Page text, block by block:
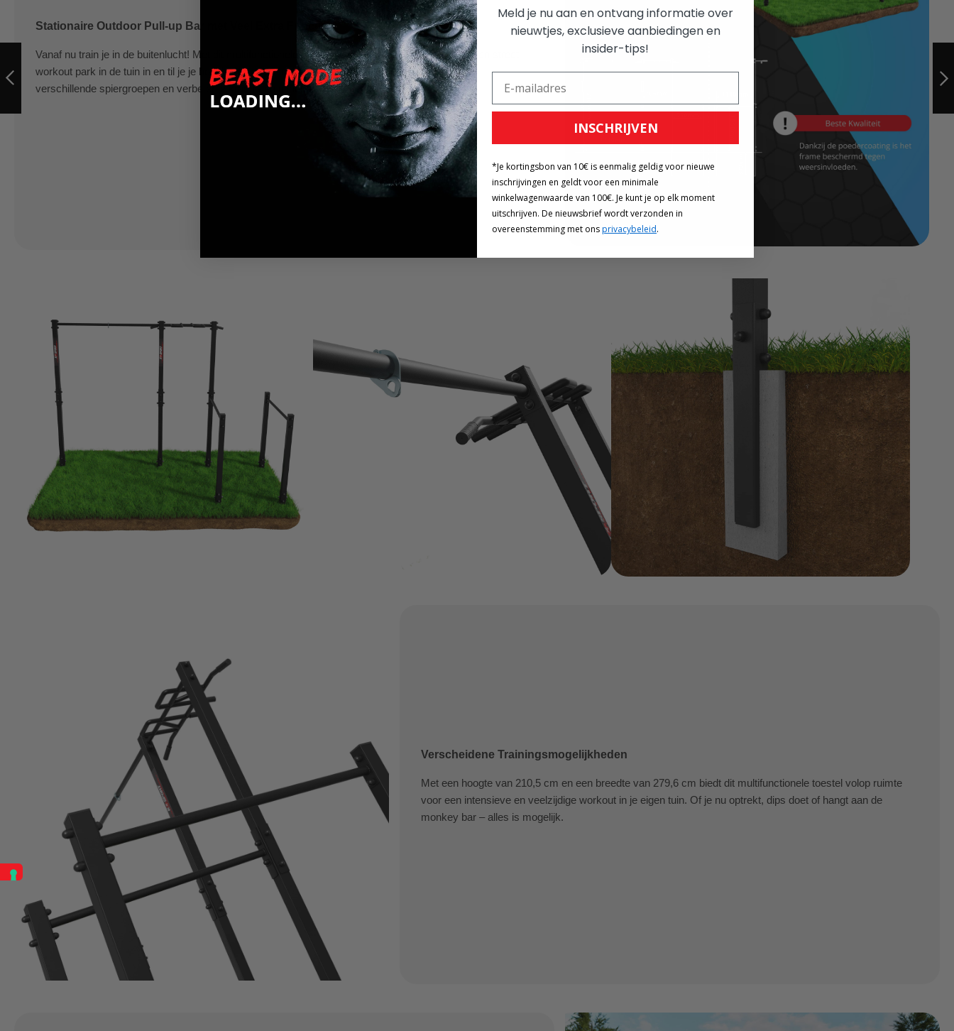
REKSTANG VOOR
WANDMONTAGE
Stationaire Outdoor Pull-up Bar met Veel Extra Functies
Vanaf nu train je in de buitenlucht! Met dit multifunctionele outdoor trainingsapparaat richt je je eigen street
workout park in de tuin in en til je je bodybuilding training naar een hoger niveau. Versterk gericht
verschillende spiergroepen en verbeter je kracht- en uithoudingsvermogen.
Verscheidene Trainingsmogelijkheden
Met een hoogte van 210,5 cm en een breedte van 279,6 cm biedt dit multifunctionele toestel volop ruimte
voor een intensieve en veelzijdige workout in je eigen tuin. Of je nu optrekt, dips doet of hangt aan de
monkey bar – alles is mogelijk.
Meld je nu aan en ontvang informatie over
nieuwtjes, exclusieve aanbiedingen en
insider-tips!
INSCHRIJVEN
*Je kortingsbon van 10€ is eenmalig geldig voor nieuwe
inschrijvingen en geldt voor een minimale
winkelwagenwaarde van 100€. Je kunt je op elk moment
uitschrijven. De nieuwsbrief wordt verzonden in
overeenstemming met onsprivacybeleid.